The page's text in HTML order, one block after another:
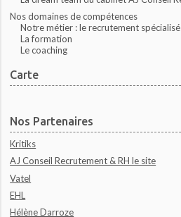
Nos domaines de compétences
Notre métier : le recrutement spécialisé
La formation
Le coaching
Carte
Nos Partenaires
Kritiks
AJ Conseil Recrutement & RH le site
Vatel
EHL
Hélène Darroze